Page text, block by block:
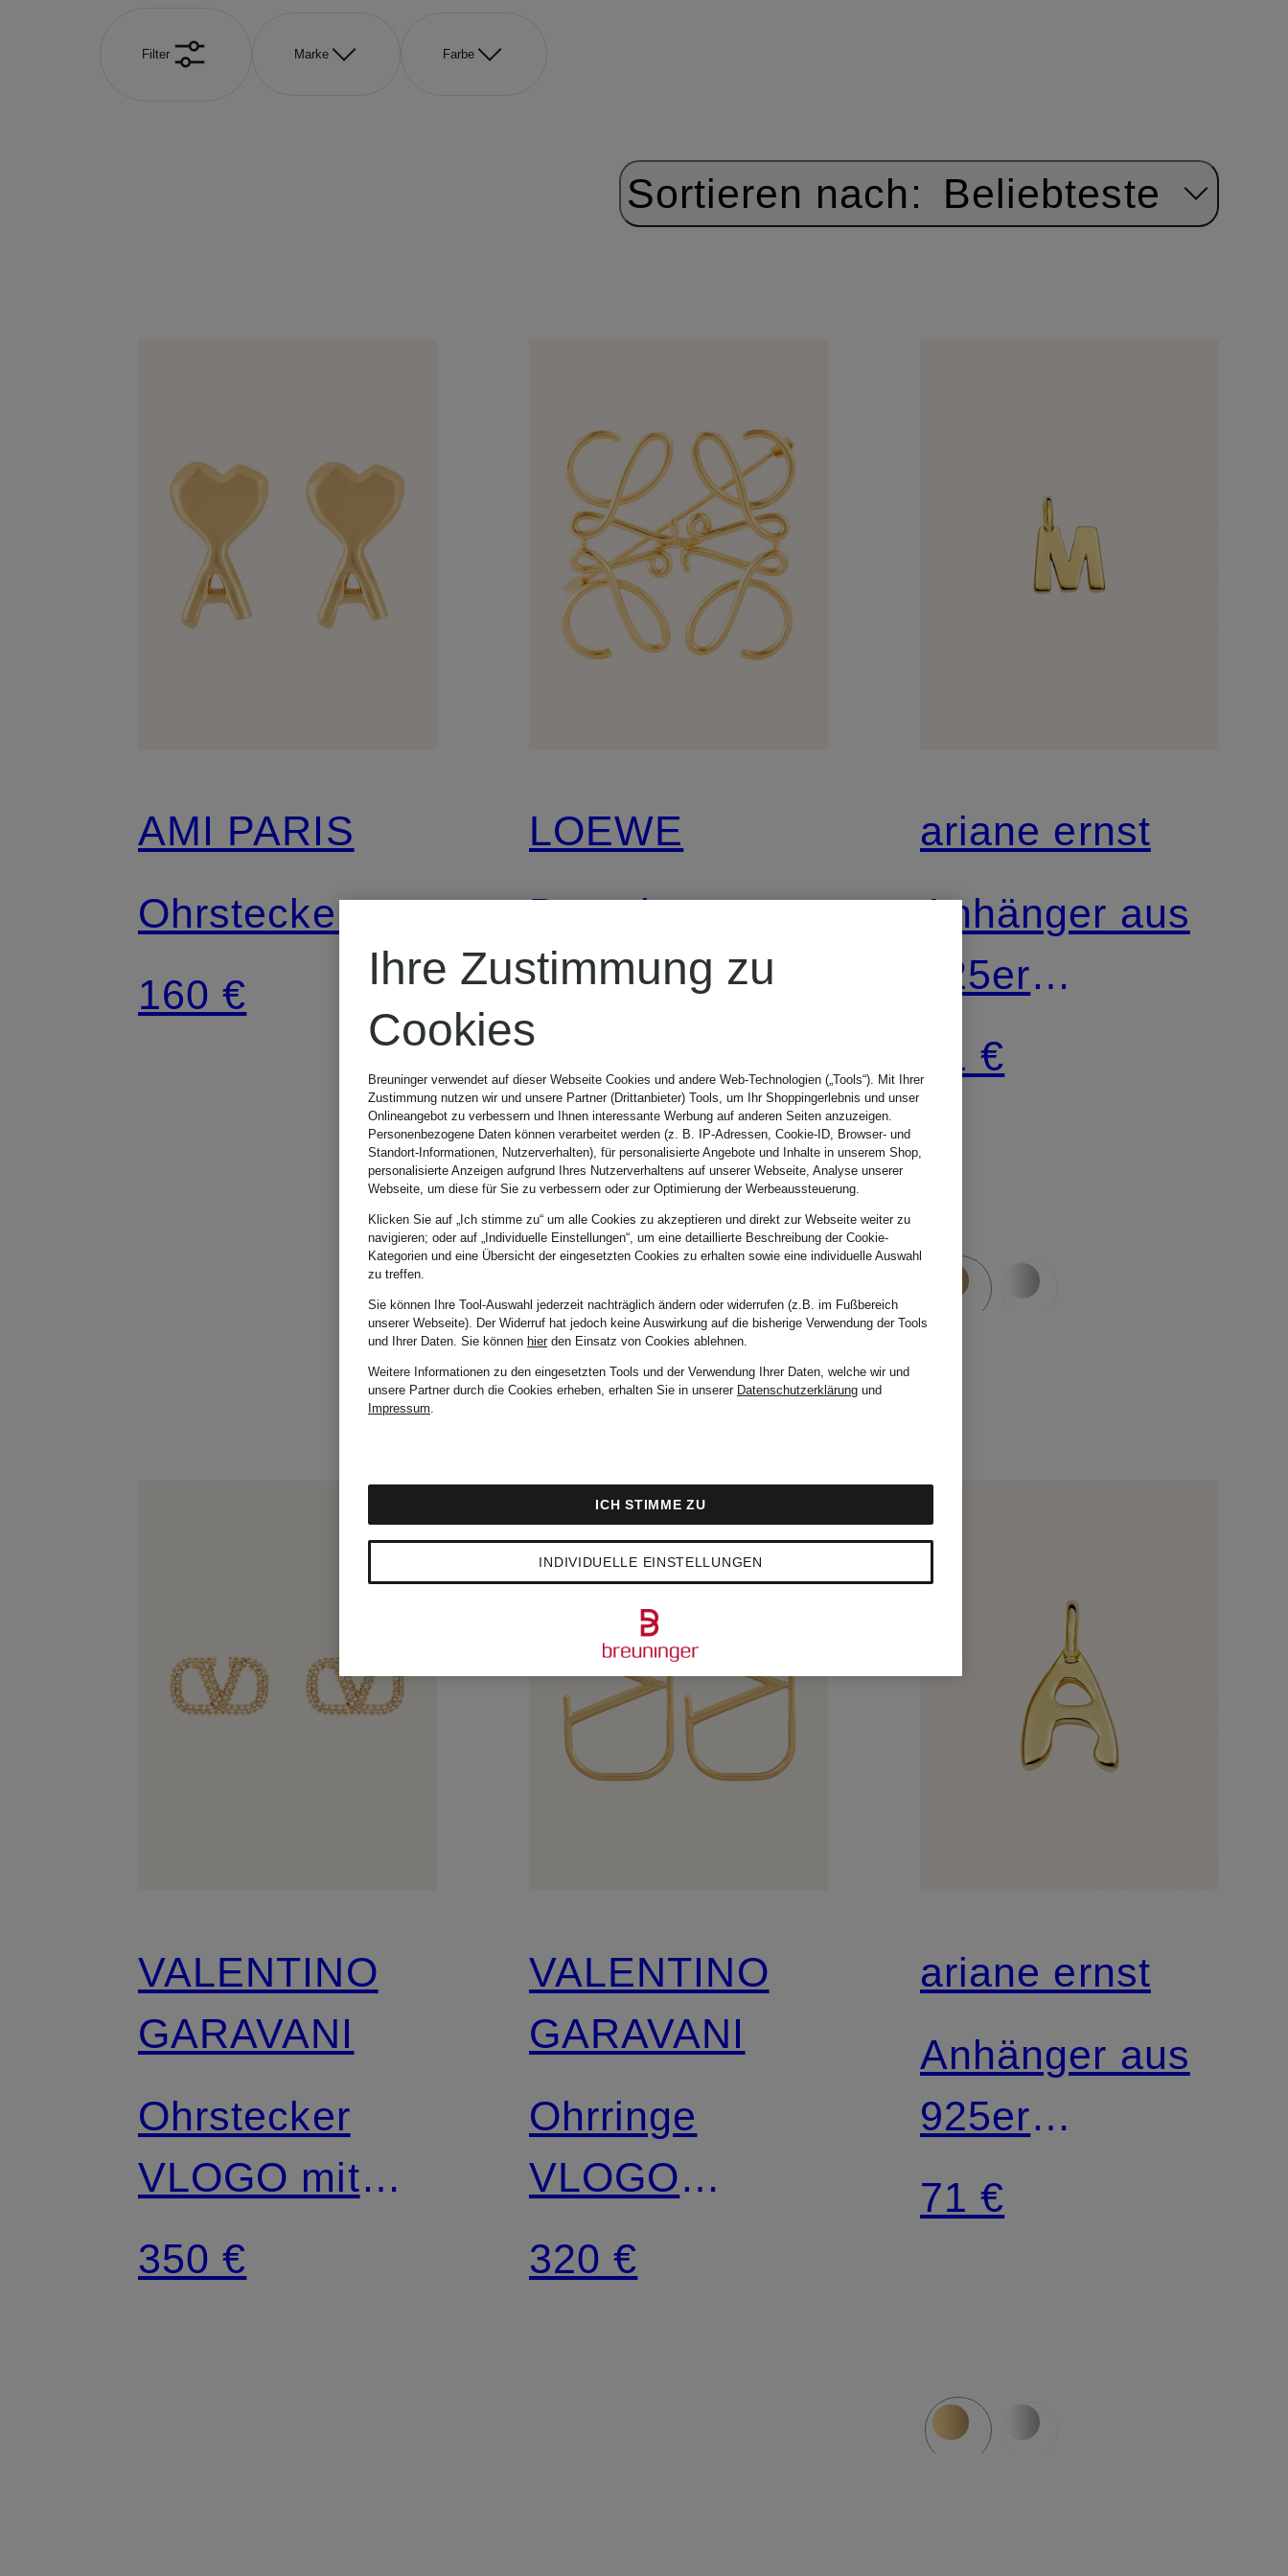
Filter Marke Farbe
Sortieren nach: Beliebteste
AMI PARIS
Ohrstecker
160 €
LOEWE
Brosche
ANAGRAM
330 €
ariane ernst
Anhänger aus
925er
Sterlingsilber
71 €
VALENTINO
GARAVANI
Ohrstecker
VLOGO mit
Swarovski
350 €
VALENTINO
GARAVANI
Ohrringe
VLOGO
SIGNATURE
320 €
ariane ernst
Anhänger aus
925er
Sterlingsilber
71 €
Ihre Zustimmung zu
Cookies
Breuninger verwendet auf dieser Webseite Cookies und andere Web-Technologien („Tools“). Mit Ihrer
Zustimmung nutzen wir und unsere Partner (Drittanbieter) Tools, um Ihr Shoppingerlebnis und unser
Onlineangebot zu verbessern und Ihnen interessante Werbung auf anderen Seiten anzuzeigen.
Personenbezogene Daten können verarbeitet werden (z. B. IP-Adressen, Cookie-ID, Browser- und
Standort-Informationen, Nutzerverhalten), für personalisierte Angebote und Inhalte in unserem Shop,
personalisierte Anzeigen aufgrund Ihres Nutzerverhaltens auf unserer Webseite, Analyse unserer
Webseite, um diese für Sie zu verbessern oder zur Optimierung der Werbeaussteuerung.
Klicken Sie auf „Ich stimme zu“ um alle Cookies zu akzeptieren und direkt zur Webseite weiter zu
navigieren; oder auf „Individuelle Einstellungen“, um eine detaillierte Beschreibung der Cookie-
Kategorien und eine Übersicht der eingesetzten Cookies zu erhalten sowie eine individuelle Auswahl
zu treffen.
Sie können Ihre Tool-Auswahl jederzeit nachträglich ändern oder widerrufen (z.B. im Fußbereich
unserer Webseite). Der Widerruf hat jedoch keine Auswirkung auf die bisherige Verwendung der Tools
und Ihrer Daten. Sie können hierden Einsatz von Cookies ablehnen.
Weitere Informationen zu den eingesetzten Tools und der Verwendung Ihrer Daten, welche wir und
unsere Partner durch die Cookies erheben, erhalten Sie in unserer Datenschutzerklärung und
Impressum.
INDIVIDUELLE EINSTELLUNGEN
ICH STIMME ZU